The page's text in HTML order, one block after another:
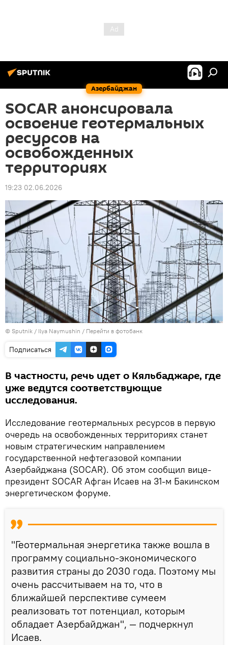
Азербайджан
SOCAR анонсировала
освоение геотермальных
ресурсов на
освобожденных
территориях
19:23 02.06.2026
© Sputnik / Ilya Naymushin / Перейти в фотобанк
Подписаться
В частности, речь идет о Кяльбаджаре, где
уже ведутся соответствующие
исследования.
Исследование геотермальных ресурсов в первую
очередь на освобожденных территориях станет
новым стратегическим направлением
государственной нефтегазовой компании
Азербайджана (SOCAR). Об этом сообщил вице-
президент SOCAR Афган Исаев на 31-м Бакинском
энергетическом форуме.
"Геотермальная энергетика также вошла в
программу социально-экономического
развития страны до 2030 года. Поэтому мы
очень рассчитываем на то, что в
ближайшей перспективе сумеем
реализовать тот потенциал, которым
обладает Азербайджан", — подчеркнул
Исаев.